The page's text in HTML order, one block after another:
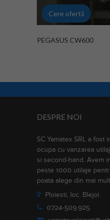
PEGASUS CW600
Cere ofertă
DESPRE NOI
SC Yamatex SRL a
ocupa cu vanzarea
si second-hand. Avem
peste 1000 utilaje
poata alege din mai
Ploiesti, loc. Blejoi
0724-509.925